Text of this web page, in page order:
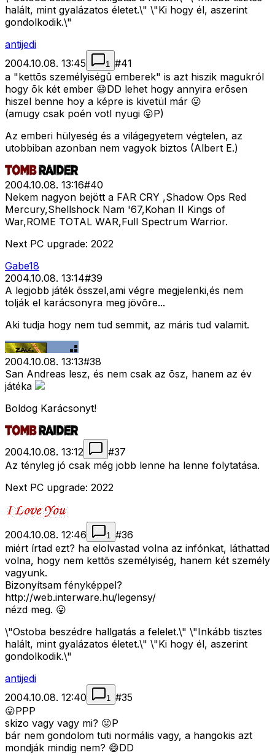
halált, mint gyalázatos életet.\" \"Ki hogy él, aszerint
gondolkodik.\"
antijedi
2004.10.08. 13:45
1 #41
a "kettõs személyiségû emberek" is azt hiszik magukról
hogy õk két ember 😄DD lehet hogy annyira erõsen
hiszel benne hoy a képre is kivetül már 😛
(amugy csak poén votl nyugi 😛P)
Az emberi hülyeség és a világegyetem végtelen, az
utobbiban azonban nem vagyok biztos (Albert E.)
2004.10.08. 13:16#40
Nekem nagyon bejött a FAR CRY ,Shadow Ops Red
Mercury,Shellshock Nam '67,Kohan II Kings of
War,ROME TOTAL WAR,Full Spectrum Warrior.
Next PC upgrade: 2022
Gabe18
2004.10.08. 13:14#39
A legjobb játék õsszel,ami végre megjelenki,és nem
tolják el karácsonyra meg jövõre...
Aki tudja hogy nem tud semmit, az máris tud valamit.
2004.10.08. 13:13#38
San Andreas lesz, és nem csak az õsz, hanem az év
játéka
Boldog Karácsonyt!
2004.10.08. 13:12 #37
Az tényleg jó csak még jobb lenne ha lenne folytatása.
Next PC upgrade: 2022
2004.10.08. 12:46 1 #36
miért írtad ezt? ha elolvastad volna az infónkat, láthattad
volna, hogy nem kettõs személyiség, hanem két személy
vagyunk.
Bizonyítsam fényképpel?
http://web.interware.hu/legensy/
nézd meg. 😛
\"Ostoba beszédre hallgatás a felelet.\" \"Inkább tisztes
halált, mint gyalázatos életet.\" \"Ki hogy él, aszerint
gondolkodik.\"
antijedi
2004.10.08. 12:40
1 #35
😛PPP
skizo vagy vagy mi? 😛P
bár nem gondolom tuti normális vagy, a hangokis azt
mondják mindig nem? 😄DD